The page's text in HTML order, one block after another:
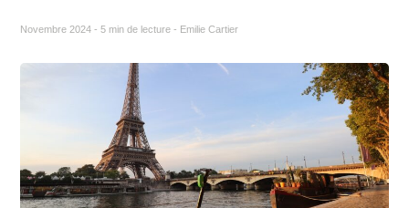
Novembre 2024 - 5 min de lecture - Emilie Cartier